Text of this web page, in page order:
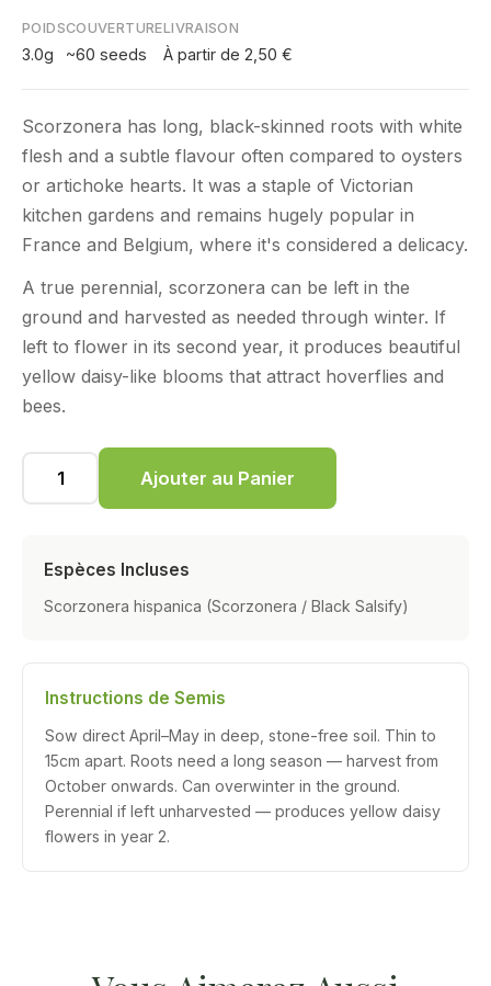
POIDS
3.0g
COUVERTURE
~60 seeds
LIVRAISON
À partir de 2,50 €
Scorzonera has long, black-skinned roots with white
flesh and a subtle flavour often compared to oysters
or artichoke hearts. It was a staple of Victorian
kitchen gardens and remains hugely popular in
France and Belgium, where it's considered a delicacy.
A true perennial, scorzonera can be left in the
ground and harvested as needed through winter. If
left to flower in its second year, it produces beautiful
yellow daisy-like blooms that attract hoverflies and
bees.
Ajouter au Panier
Espèces Incluses
Scorzonera hispanica (Scorzonera / Black Salsify)
Instructions de Semis
Sow direct April–May in deep, stone-free soil. Thin to
15cm apart. Roots need a long season — harvest from
October onwards. Can overwinter in the ground.
Perennial if left unharvested — produces yellow daisy
flowers in year 2.